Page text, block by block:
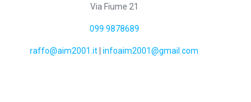
Via Fiume 21
099 9878689
raffo@aim2001.it infoaim2001@gmail.com